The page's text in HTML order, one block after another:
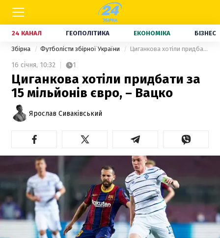
24 КАНАЛ ГЕОПОЛІТИКА ЕКОНОМІКА БІЗНЕС
Збірна Футболісти збірної України Циганкова хотіли придбати за 15 мільйонів євро, – Вацко
16 січня, 10:32 1
Циганкова хотіли придбати за
15 мільйонів євро, – Вацко
Ярослав Сиваківський